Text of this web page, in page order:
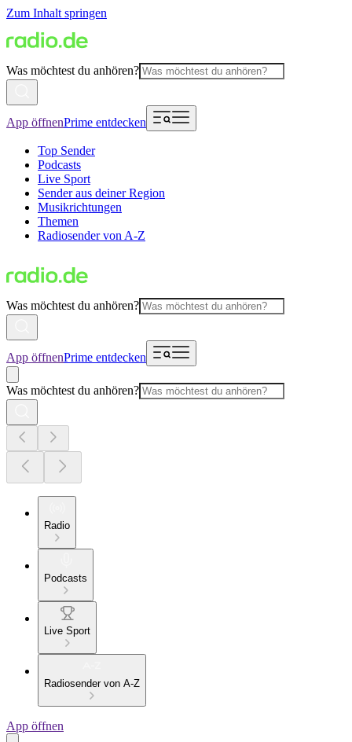
Zum Inhalt springen
Was möchtest du anhören?
App öffnenPrime entdecken
Top Sender
Podcasts
Live Sport
Sender aus deiner Region
Musikrichtungen
Themen
Radiosender von A-Z
Was möchtest du anhören?
App öffnenPrime entdecken
Was möchtest du anhören?
Radio
Podcasts
Live Sport
Radiosender von A-Z
App öffnen